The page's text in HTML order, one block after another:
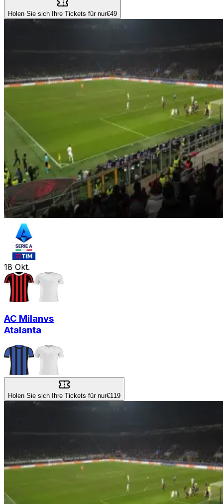
Holen Sie sich Ihre Tickets für nur€49
18 Okt.
AC Milanvs
Atalanta
Holen Sie sich Ihre Tickets für nur€119